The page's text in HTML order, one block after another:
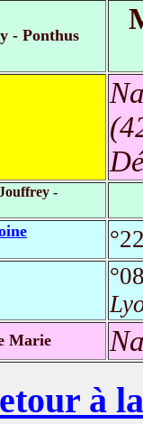
- Ponthus
-
Marie
à